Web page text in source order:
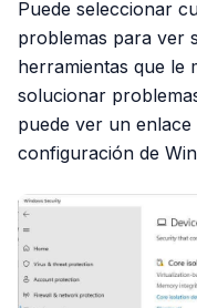
Puede seleccionar
problemas para ver
herramientas que le
solucionar
puede ver un
configuración de